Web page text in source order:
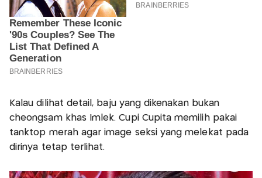
Kalau dilihat detail, baju yang dikenakan bukan
cheongsam khas Imlek. Cupi Cupita memilih pakai
tanktop merah agar image seksi yang melekat pada
dirinya tetap terlihat.